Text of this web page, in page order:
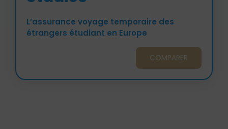
L’assurance voyage temporaire des
étrangers étudiant en Europe
COMPARER